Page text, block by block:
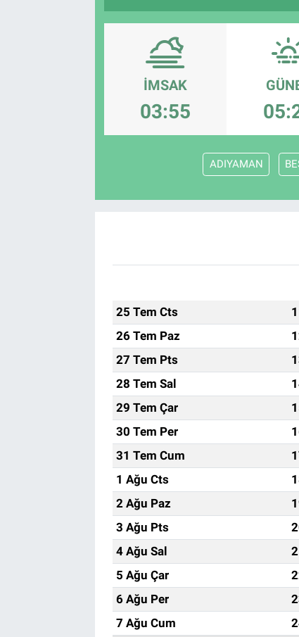
İMSAK
03:55
ADIYAMAN
25 Tem Cts
26 Tem Paz
27 Tem Pts
28 Tem Sal
29 Tem Çar
30 Tem Per
31 Tem Cum
1 Ağu Cts
2 Ağu Paz
3 Ağu Pts
4 Ağu Sal
5 Ağu Çar
6 Ağu Per
7 Ağu Cum
İletişim/Künye
Gözden Kaçmasın
İletişim (Künye)